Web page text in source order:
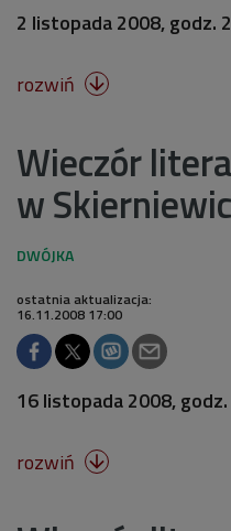
2 listopada 2008, godz.
rozwiń 
Wieczór
w
ostatnia aktualizacja:
16.11.2008 17:00
16 listopada 2008,
rozwiń 